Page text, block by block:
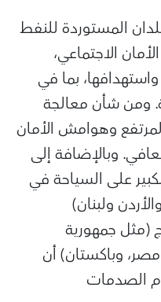
المستوردة للنفط
الاجتماعي،
بما في
ومن شأن معالجة
وهوامش الأمان
وبالإضافة إلى
على السياحة في
ولبنان)
(مثل جمهورية
وباكستان) أن
الصدمات